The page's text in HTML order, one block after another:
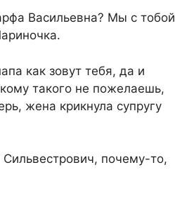
Васильевна? Мы с тобой
как зовут тебя, да и
такого не пожелаешь,
жена крикнула супругу
почему-то,